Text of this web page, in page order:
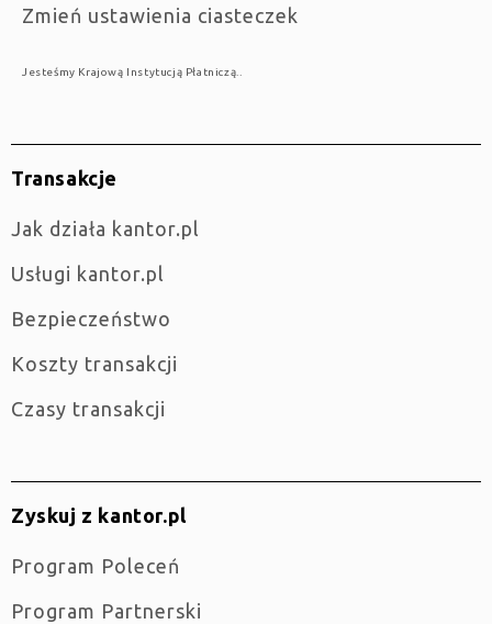
Zmień ustawienia ciasteczek
Jesteśmy Krajową Instytucją Płatniczą..
Transakcje
jak działa kantor.pl
Usługi kantor.pl
Bezpieczeństwo
Koszty transakcji
Czasy transakcji
Zyskuj z kantor.pl
Program Poleceń
Program Partnerski